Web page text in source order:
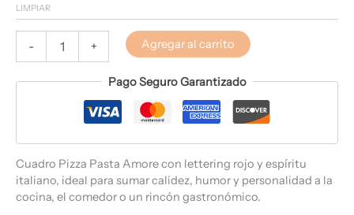
LIMPIAR
- + Agregar al carrito
Pago Seguro Garantizado
Cuadro Pizza Pasta Amore con lettering rojo y espíritu
italiano, ideal para sumar calidez, humor y personalidad a la
cocina, el comedor o un rincón gastronómico.